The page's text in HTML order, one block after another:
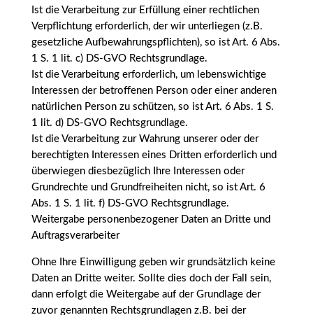
Ist die Verarbeitung zur Erfüllung einer rechtlichen
Verpflichtung erforderlich, der wir unterliegen (z.B.
gesetzliche Aufbewahrungspflichten), so ist Art. 6 Abs.
1 S. 1 lit. c) DS-GVO Rechtsgrundlage.
Ist die Verarbeitung erforderlich, um lebenswichtige
Interessen der betroffenen Person oder einer anderen
natürlichen Person zu schützen, so ist Art. 6 Abs. 1 S.
1 lit. d) DS-GVO Rechtsgrundlage.
Ist die Verarbeitung zur Wahrung unserer oder der
berechtigten Interessen eines Dritten erforderlich und
überwiegen diesbezüglich Ihre Interessen oder
Grundrechte und Grundfreiheiten nicht, so ist Art. 6
Abs. 1 S. 1 lit. f) DS-GVO Rechtsgrundlage.
Weitergabe personenbezogener Daten an Dritte und
Auftragsverarbeiter
Ohne Ihre Einwilligung geben wir grundsätzlich keine
Daten an Dritte weiter. Sollte dies doch der Fall sein,
dann erfolgt die Weitergabe auf der Grundlage der
zuvor genannten Rechtsgrundlagen z.B. bei der